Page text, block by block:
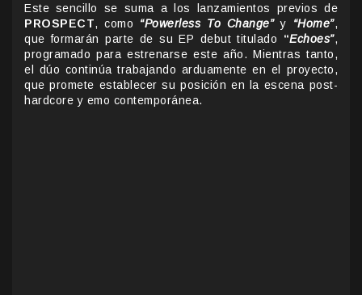
Este sencillo se suma a los lanzamientos previos de
PROSPECT, como “Powerless To Change”y “Home”,
que formarán parte de su EP debut titulado “Echoes”,
programado para estrenarse este año. Mientras tanto,
el dúo continúa trabajando arduamente en el proyecto,
que promete establecer su posición en la escena post-
hardcore y emo contemporánea.